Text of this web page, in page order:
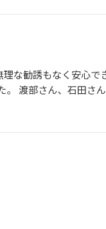
な勧誘もなく安心
。 渡部さん、石田さ